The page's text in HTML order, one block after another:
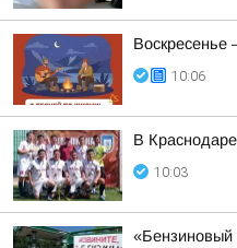
10:06
В
10:03
«Бензиновый